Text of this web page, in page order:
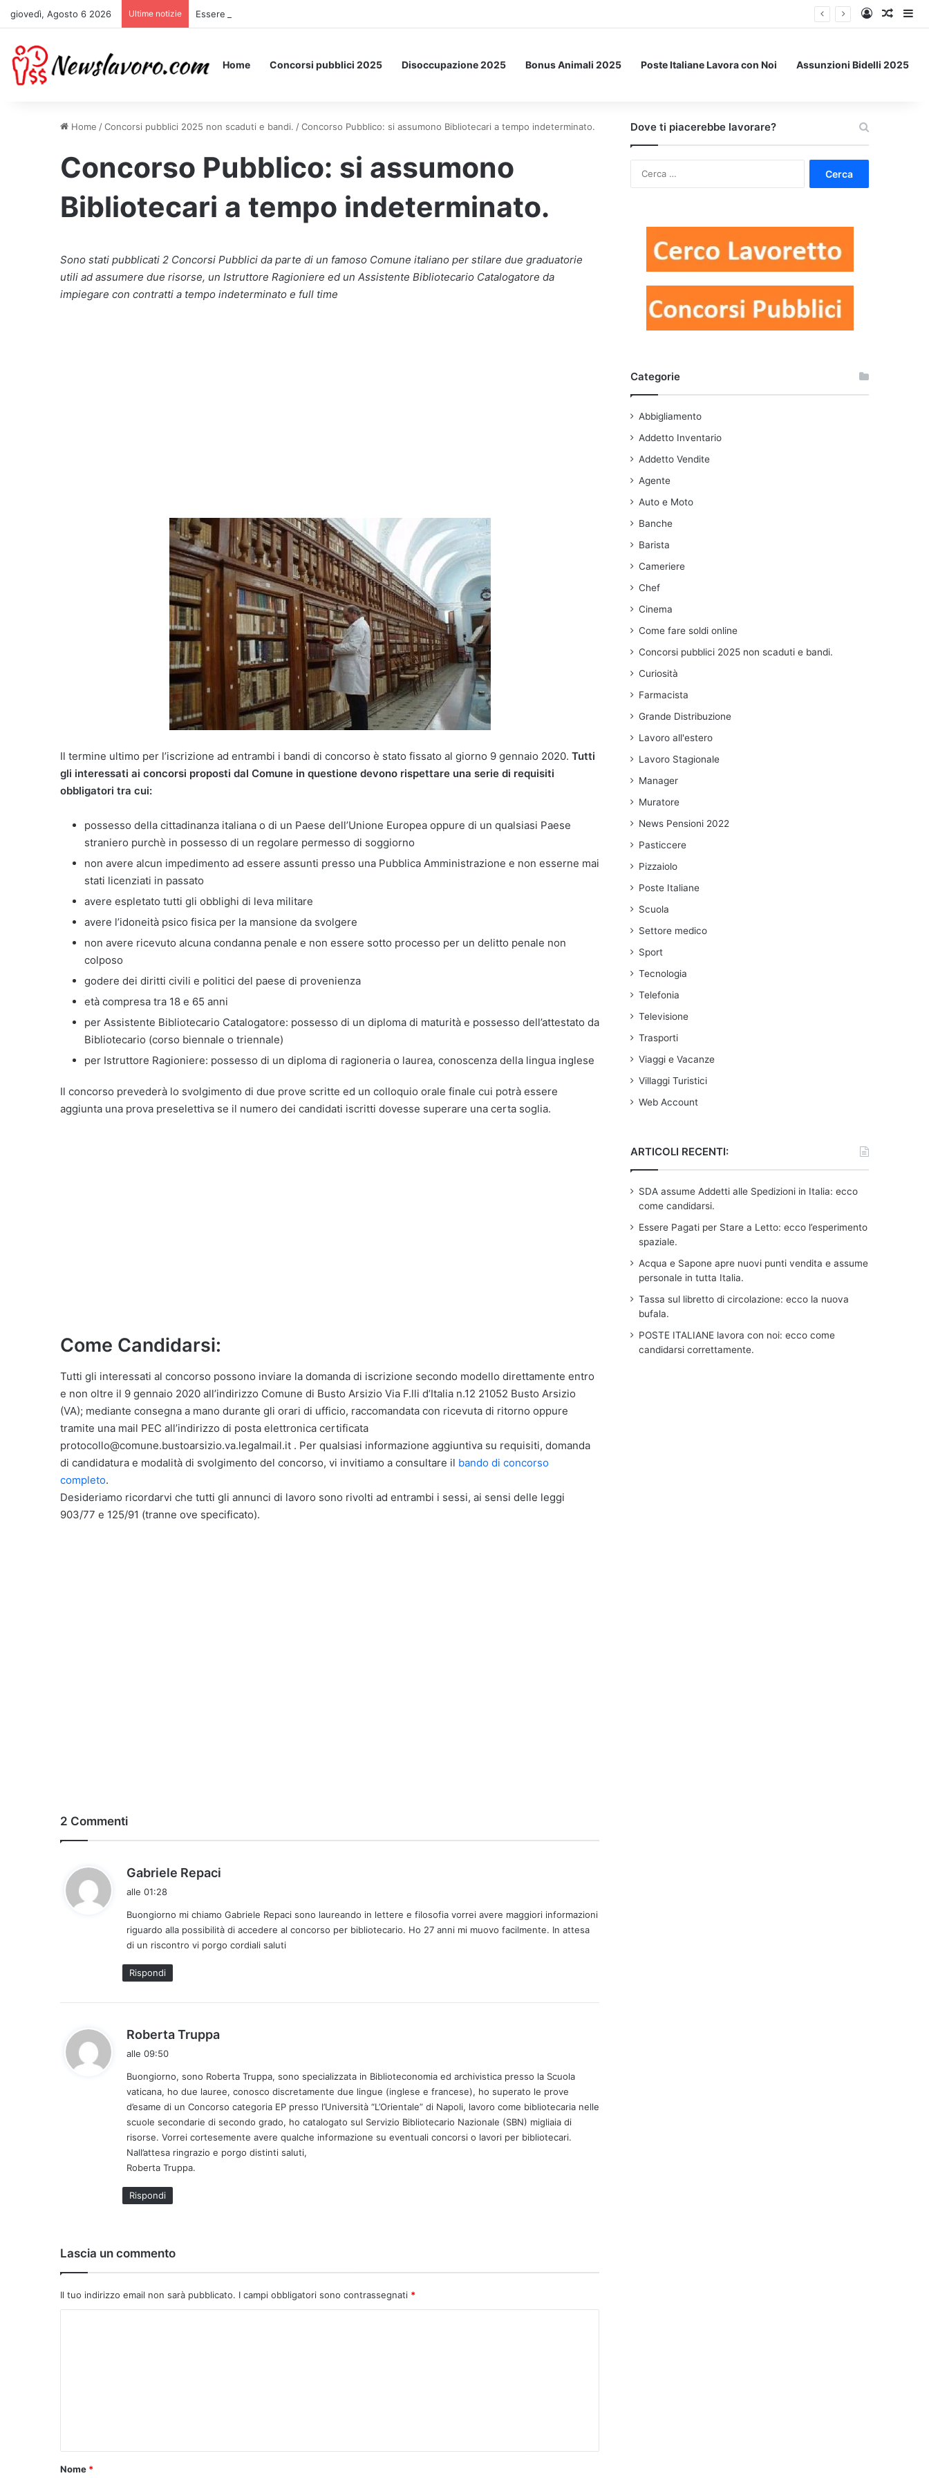
giovedì, Agosto 6 2026 Ultime notizie Essere Pagati per Stare a Letto: ecco l’esperimento spaziale. Accedi
Un
Home Concorsi pubblici 2025 Disoccupazione 2025 Bonus Animali 2025 Poste Italiane Lavora con Noi Assunzioni Bidelli 2025
Home /Concorsi pubblici 2025 non scaduti e bandi. /Concorso Pubblico: si assumono Bibliotecari a tempo indeterminato.
Concorso Pubblico: si assumono
Bibliotecari a tempo indeterminato.
Sono stati pubblicati 2 Concorsi Pubblici da parte di un famoso Comune italiano per stilare due graduatorie
utili ad assumere due risorse, un Istruttore Ragioniere ed un Assistente Bibliotecario Catalogatore da
impiegare con contratti a tempo indeterminato e full time
Il termine ultimo per l’iscrizione ad entrambi i bandi di concorso è stato fissato al giorno 9 gennaio 2020. Tutti
gli interessati ai concorsi proposti dal Comune in questione devono rispettare una serie di requisiti
obbligatori tra cui:
possesso della cittadinanza italiana o di un Paese dell’Unione Europea oppure di un qualsiasi Paese
straniero purchè in possesso di un regolare permesso di soggiorno
non avere alcun impedimento ad essere assunti presso una Pubblica Amministrazione e non esserne mai
stati licenziati in passato
avere espletato tutti gli obblighi di leva militare
avere l’idoneità psico fisica per la mansione da svolgere
non avere ricevuto alcuna condanna penale e non essere sotto processo per un delitto penale non
colposo
godere dei diritti civili e politici del paese di provenienza
età compresa tra 18 e 65 anni
per Assistente Bibliotecario Catalogatore: possesso di un diploma di maturità e possesso dell’attestato da
Bibliotecario (corso biennale o triennale)
per Istruttore Ragioniere: possesso di un diploma di ragioneria o laurea, conoscenza della lingua inglese
Il concorso prevederà lo svolgimento di due prove scritte ed un colloquio orale finale cui potrà essere
aggiunta una prova preselettiva se il numero dei candidati iscritti dovesse superare una certa soglia.
Come Candidarsi:
Tutti gli interessati al concorso possono inviare la domanda di iscrizione secondo modello direttamente entro
e non oltre il 9 gennaio 2020 all’indirizzo Comune di Busto Arsizio Via F.lli d’Italia n.12 21052 Busto Arsizio
(VA); mediante consegna a mano durante gli orari di ufficio, raccomandata con ricevuta di ritorno oppure
tramite una mail PEC all’indirizzo di posta elettronica certificata
protocollo@comune.bustoarsizio.va.legalmail.it . Per qualsiasi informazione aggiuntiva su requisiti, domanda
di candidatura e modalità di svolgimento del concorso, vi invitiamo a consultare il bando di concorso
completo.
Desideriamo ricordarvi che tutti gli annunci di lavoro sono rivolti ad entrambi i sessi, ai sensi delle leggi
903/77 e 125/91 (tranne ove specificato).
2 Commenti
Gabriele Repaci
e
t
t
alle 01:28
Buongiorno mi chiamo Gabriele Repaci sono laureando in lettere e filosofia vorrei avere maggiori informazioni
riguardo alla possibilità di accedere al concorso per bibliotecario. Ho 27 anni mi muovo facilmente. In attesa
di un riscontro vi porgo cordiali saluti
Rispondi
Roberta Truppa
e
t
t
o
:
alle 09:50
Buongiorno, sono Roberta Truppa, sono specializzata in Biblioteconomia ed archivistica presso la Scuola
vaticana, ho due lauree, conosco discretamente due lingue (inglese e francese), ho superato le prove
d’esame di un Concorso categoria EP presso l’Università “L’Orientale” di Napoli, lavoro come bibliotecaria nelle
scuole secondarie di secondo grado, ho catalogato sul Servizio Bibliotecario Nazionale (SBN) migliaia di
risorse. Vorrei cortesemente avere qualche informazione su eventuali concorsi o lavori per bibliotecari.
Nall’attesa ringrazio e porgo distinti saluti,
Roberta Truppa.
Rispondi
Lascia un commento
Il tuo indirizzo email non sarà pubblicato. I campi obbligatori sono contrassegnati *
o
Nome *
Dove ti piacerebbe lavorare?
Categorie
Abbigliamento
Addetto Inventario
Addetto Vendite
Agente
Auto e Moto
Banche
Barista
Cameriere
Chef
Cinema
Come fare soldi online
Concorsi pubblici 2025 non scaduti e bandi.
Curiosità
Farmacista
Grande Distribuzione
Lavoro all'estero
Lavoro Stagionale
Manager
Muratore
News Pensioni 2022
Pasticcere
Pizzaiolo
Poste Italiane
Scuola
Settore medico
Sport
Tecnologia
Telefonia
Televisione
Trasporti
Viaggi e Vacanze
Villaggi Turistici
Web Account
ARTICOLI RECENTI:
SDA assume Addetti alle Spedizioni in Italia: ecco
come candidarsi.
Essere Pagati per Stare a Letto: ecco l’esperimento
spaziale.
Acqua e Sapone apre nuovi punti vendita e assume
personale in tutta Italia.
Tassa sul libretto di circolazione: ecco la nuova
bufala.
POSTE ITALIANE lavora con noi: ecco come
candidarsi correttamente.